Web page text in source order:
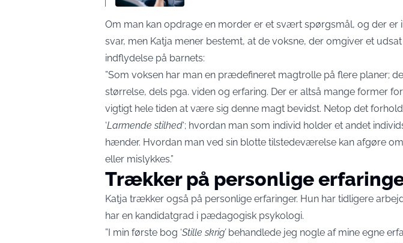
Om man kan opdrage en morder er et svært spørgsmål, og der er
svar, men Katja mener bestemt, at de voksne, der omgiver et
indflydelse på barnets:
”Som voksen har man en prædefineret magtrolle på flere planer;
størrelse, dels pga. viden og erfaring. Der er altså mange former
vigtigt hele tiden at være sig denne magt bevidst. Netop det
‘Larmende stilhed‘; hvordan man som individ holder et andet
hænder. Hvordan man ved sin blotte tilstedeværelse kan afgøre
eller mislykkes.”
Trækker på personlige
Katja trækker også på personlige erfaringer. Hun har tidligere
har en kandidatgrad i pædagogisk psykologi.
”I min første bog ‘Stille skrig’behandlede jeg nogle af mine egne